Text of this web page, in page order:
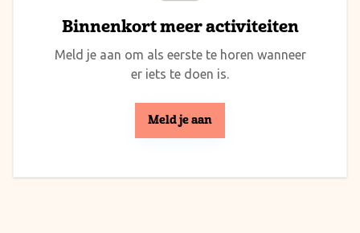
Binnenkort meer activiteiten
Meld je aan om als eerste te horen wanneer
er iets te doen is.
Meld je aan